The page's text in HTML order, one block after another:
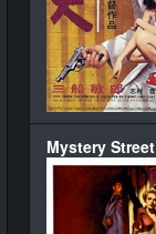
Mystery Street